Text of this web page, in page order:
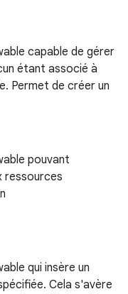
capable de gérer
étant associé à
Permet de créer un
pouvant
ressources
qui insère un
Cela s'avère